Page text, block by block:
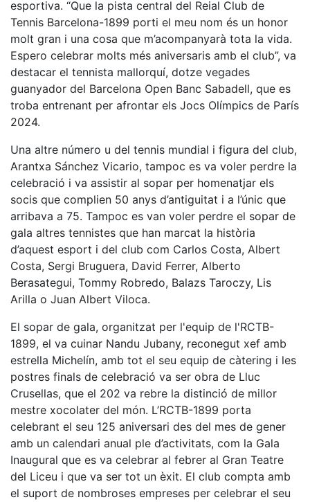
esportiva. “Que la pista central del Reial Club de
Tennis Barcelona-1899 porti el meu nom és un honor
molt gran i una cosa que m’acompanyarà tota la vida.
Espero celebrar molts més aniversaris amb el club”, va
destacar el tennista mallorquí, dotze vegades
guanyador del Barcelona Open Banc Sabadell, que es
troba entrenant per afrontar els Jocs Olímpics de París
2024.
Una altre número u del tennis mundial i figura del club,
Arantxa Sánchez Vicario, tampoc es va voler perdre la
celebració i va assistir al sopar per homenatjar els
socis que complien 50 anys d’antiguitat i a l’únic que
arribava a 75. Tampoc es van voler perdre el sopar de
gala altres tennistes que han marcat la història
d’aquest esport i del club com Carlos Costa, Albert
Costa, Sergi Bruguera, David Ferrer, Alberto
Berasategui, Tommy Robredo, Balazs Taroczy, Lis
Arilla o Juan Albert Viloca.
El sopar de gala, organitzat per l'equip de l'RCTB-
1899, el va cuinar Nandu Jubany, reconegut xef amb
estrella Michelín, amb tot el seu equip de càtering i les
postres finals de celebració va ser obra de Lluc
Crusellas, que el 202 va rebre la distinció de millor
mestre xocolater del món. L’RCTB-1899 porta
celebrant el seu 125 aniversari des del mes de gener
amb un calendari anual ple d’activitats, com la Gala
Inaugural que es va celebrar al febrer al Gran Teatre
del Liceu i que va ser tot un èxit. El club compta amb
el suport de nombroses empreses per celebrar el seu